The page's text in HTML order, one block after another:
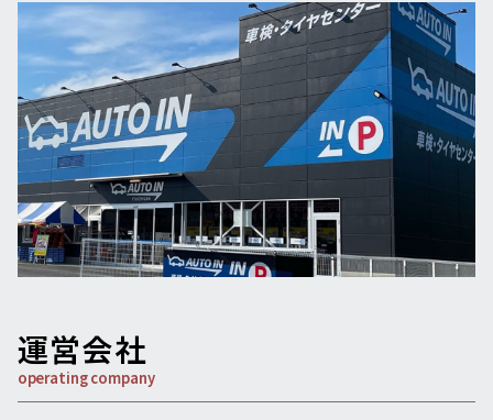
運営会社
operating company